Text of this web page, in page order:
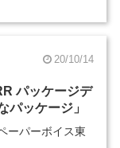
20/10/14
パッケージデ
パッケージ」
ーパーボイス東